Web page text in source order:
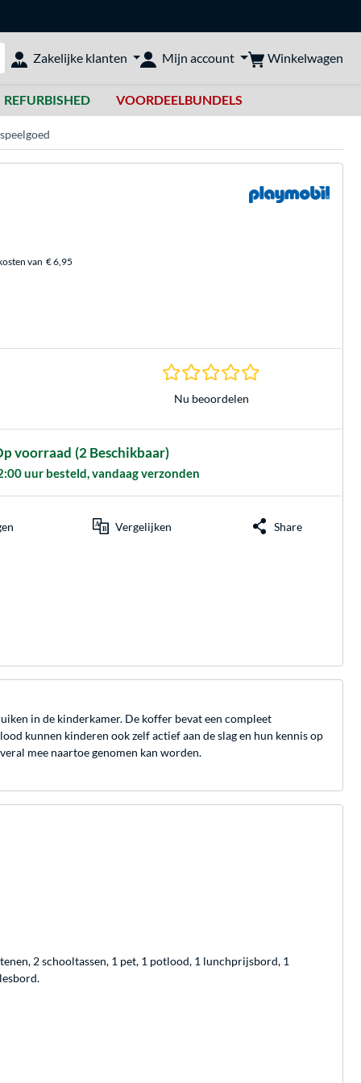
doorzoeken
Zakelijke klanten Mijn account Winkelwagen
REFURBISHED VOORDEELBUNDELS
van € 6,95
0.0 sterren
Nu beoordelen
voorraad (2 Beschikbaar)
uur besteld, vandaag verzonden
Vergelijken Share
in de kinderkamer. De koffer bevat een compleet
kunnen kinderen ook zelf actief aan de slag en hun kennis op
mee naartoe genomen kan worden.
2 schooltassen, 1 pet, 1 potlood, 1 lunchprijsbord, 1